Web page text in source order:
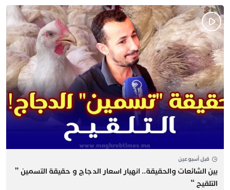
قبل أسبوعين
بين الشائعات والحقيقة.. انهيار اسعار الدجاج و حقيقة التسمين ”
التلقيح “